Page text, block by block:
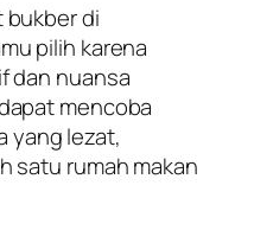
bukber di
pilih karena
dan nuansa
mencoba
yang lezat,
satu rumah makan